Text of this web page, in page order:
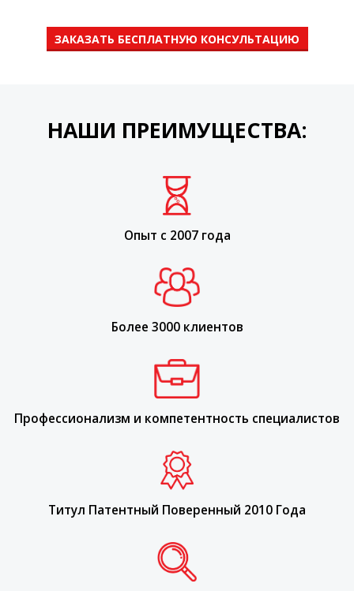
ЗАКАЗАТЬ БЕСПЛАТНУЮ КОНСУЛЬТАЦИЮ
НАШИ ПРЕИМУЩЕСТВА:
Опыт с 2007 года
Более 3000 клиентов
Профессионализм и компетентность специалистов
Титул Патентный Поверенный 2010 Года